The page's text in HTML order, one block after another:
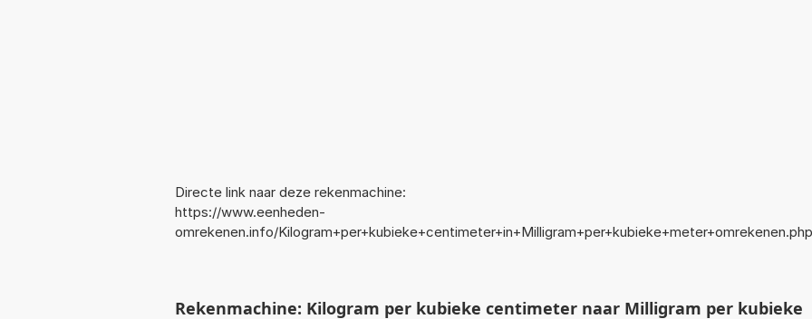
Directe link naar deze rekenmachine:
https://www.eenheden-
omrekenen.info/Kilogram+per+kubieke+centimeter+in+Milligram+per+kubieke+meter+omrekenen.php
Rekenmachine: Kilogram per kubieke centimeter naar Milligram per kubieke